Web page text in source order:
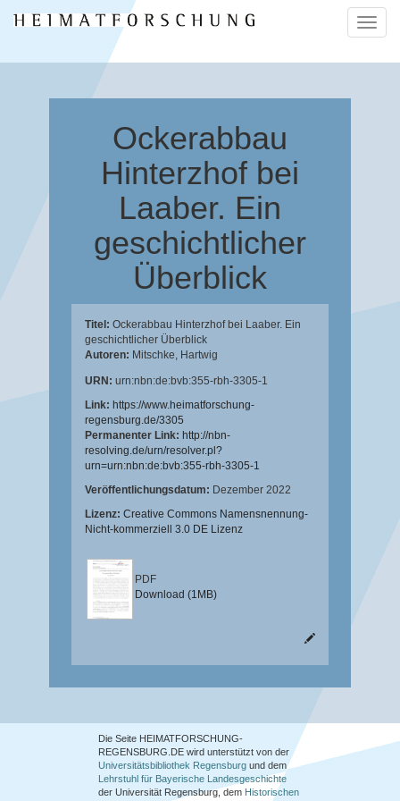
ein-/
Ockerabbau
Hinterzhof bei
Laaber. Ein
geschichtlicher
Überblick
Titel: Ockerabbau Hinterzhof bei Laaber. Ein
geschichtlicher Überblick
Autoren: Mitschke, Hartwig
URN: urn:nbn:de:bvb:355-rbh-3305-1
Link: https://www.heimatforschung-
regensburg.de/3305
Permanenter Link: http://nbn-
resolving.de/urn/resolver.pl?
urn=urn:nbn:de:bvb:355-rbh-3305-1
Veröffentlichungsdatum: Dezember 2022
Lizenz: Creative Commons Namensnennung-
Nicht-kommerziell 3.0 DE Lizenz
PDF
Download (1MB)
Die Seite HEIMATFORSCHUNG-
REGENSBURG.DE wird unterstützt von der
Universitätsbibliothek Regensburg und dem
Lehrstuhl für Bayerische Landesgeschichte
der Universität Regensburg, dem Historischen